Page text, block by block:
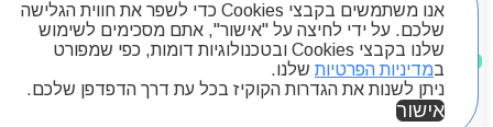
אנו משתמשים בקבצי Cookies כדי לשפר את חווית הגלישה
שלכם. על ידי לחיצה על "אישור", אתם מסכימים לשימוש
שלנו בקבצי Cookies ובטכנולוגיות דומות, כפי שמפורט
במדיניות הפרטיות שלנו.
ניתן לשנות את הגדרות הקוקיז בכל עת דרך הדפדפן שלכם.
אישור
מוצרים שאהבתי